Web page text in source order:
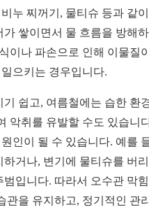
누 찌꺼기, 물티슈 등과 같
쌓이면서 물 흐름을 방해
이나 파손으로 인해 이물질
으키는 경우입니다.
쉽고, 여름철에는 습한 환
악취를 유발할 수도 있습니
인이 될 수 있습니다. 예를
거나, 변기에 물티슈를 버
입니다. 따라서 오수관 막
관을 유지하고, 정기적인 관